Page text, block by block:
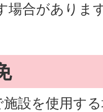
場合がありま
設を使用す